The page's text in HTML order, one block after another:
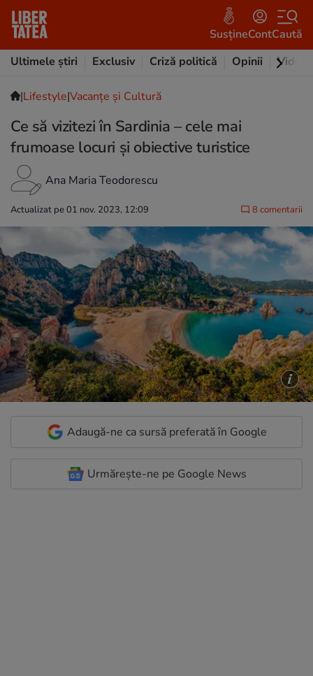
SusțineContCaută
Ultimele știri
Exclusiv Criză politică Opinii Video
|Lifestyle|Vacanțe și Cultură
Ce să vizitezi în Sardinia – cele mai
frumoase locuri și obiective turistice
Ana Maria Teodorescu
Actualizat pe 01 nov. 2023, 12:09 8 comentarii
Adaugă-ne ca sursă preferată în Google
Urmărește-ne pe Google News